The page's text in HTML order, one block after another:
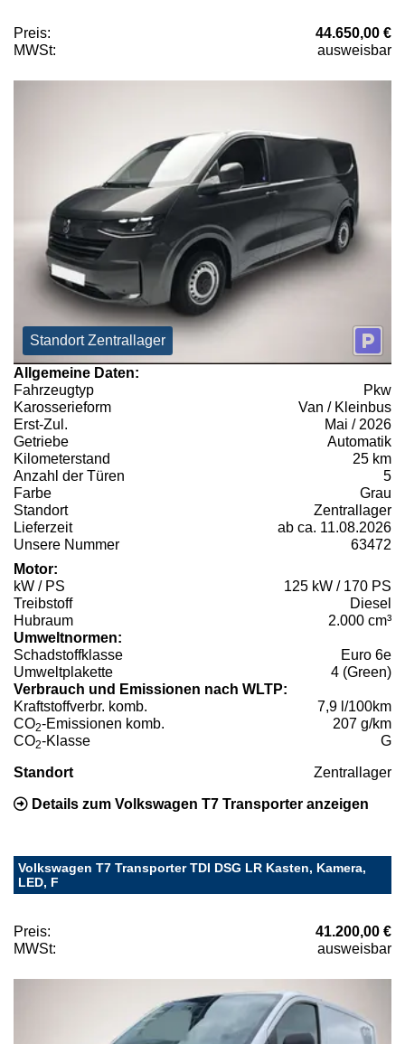
Preis:
44.650,00 €
MWSt:
ausweisbar
Standort Zentrallager
Allgemeine Daten:
Fahrzeugtyp
Pkw
Karosserieform
Van / Kleinbus
Erst-Zul.
Mai / 2026
Getriebe
Automatik
Kilometerstand
25 km
Anzahl der Türen
5
Farbe
Grau
Standort
Zentrallager
Lieferzeit
ab ca. 11.08.2026
Unsere Nummer
63472
Motor:
kW / PS
125 kW / 170 PS
Treibstoff
Diesel
Hubraum
2.000 cm³
Umweltnormen:
Schadstoffklasse
Euro 6e
Umweltplakette
4 (Green)
Verbrauch und Emissionen nach WLTP:
Kraftstoffverbr. komb.
7,9 l/100km
CO2-Emissionen komb.
207 g/km
CO2-Klasse G
Standort Zentrallager
Details zum Volkswagen T7 Transporter anzeigen
Volkswagen T7 Transporter TDI DSG LR Kasten, Kamera,
LED, F
Preis:
41.200,00 €
MWSt:
ausweisbar